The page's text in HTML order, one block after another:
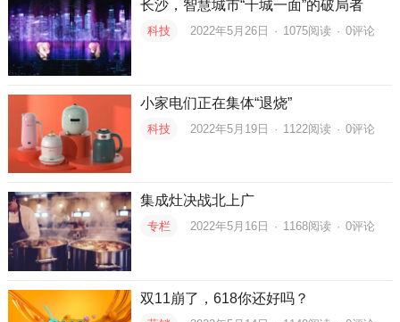
长沙，智慧城市“千城一面”的破局者
科技 2022年5月26日 · 1075阅读 · 0评论
小家电们正在集体“退烧”
科技 2022年5月19日 · 1122阅读 · 0评论
集成灶决战北上广
专栏 2022年5月16日 · 1168阅读 · 0评论
双11崩了，618你还好吗？